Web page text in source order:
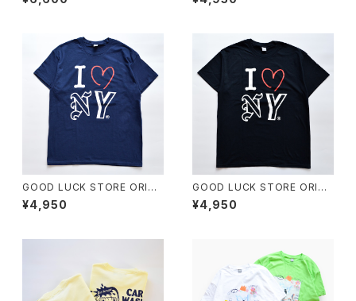
WEAT"
E"
GOOD LUCK STORE ORIGI
NAL "I LOVE NEW YORK TE
E"
¥4,950
GOOD LUCK STORE ORIGI
NAL "I LOVE NEW YORK TE
E"
¥4,950